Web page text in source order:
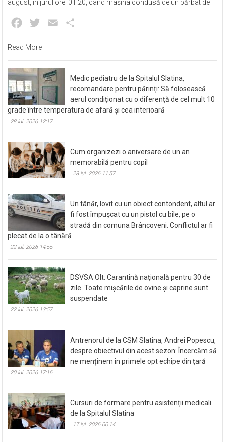
august, în jurul orei 01.20, când mașina condusă de un bărbat de
Facebook
Twitter Email
Read More
Medic pediatru de la Spitalul Slatina,
recomandare pentru părinți: Să folosească
aerul condiționat cu o diferență de cel mult 10
grade între temperatura de afară și cea interioară
28 iul. 2026 12:17
Cum organizezi o aniversare de un an
memorabilă pentru copil
28 iul. 2026 11:57
Un tânăr, lovit cu un obiect contondent, altul ar
fi fost împușcat cu un pistol cu bile, pe o
stradă din comuna Brâncoveni. Conflictul ar fi
plecat de la o tânără
22 iul. 2026 14:55
DSVSA Olt: Carantină națională pentru 30 de
zile. Toate mișcările de ovine și caprine sunt
suspendate
22 iul. 2026 13:57
Antrenorul de la CSM Slatina, Andrei Popescu,
despre obiectivul din acest sezon: Încercăm să
ne menținem în primele opt echipe din țară
20 iul. 2026 17:16
Cursuri de formare pentru asistenții medicali
de la Spitalul Slatina
17 iul. 2026 00:14